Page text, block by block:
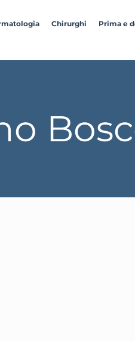
Chirurghi Prima e